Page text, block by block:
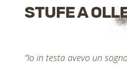
STUFE A
“Io in testa avevo un